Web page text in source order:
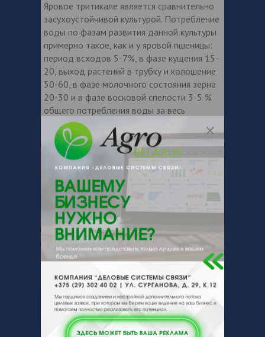
Яровое тритикале является сравнительно
засухоустойчивой культурой. Потребление
воды по фазам развития данной культуры
примерно такое, как и у яровой пшеницы:
период всходов 5-7%, в фазе кущения 15-
20, выход растений в трубку и колошение
50-60, в фазе молочного состояния зерна
20-30 и в фазе восковой спелости 3-5 %
общего потребления воды за весь
вегетационный период. Транспирационный
коэффициент ярового тритикале 455-550.
Наибольшая потребность во влаге
отмечается в фазе выхода растений в
трубку и во время формирования и налива
зерна. Дефицит влаги в этот период ведет
к снижению урожая.
ТРЕБОВАНИЯ К ПЛОДОРОДИЮ ПОЧВЫ
Яровое тритикале необходимо размещать
на легко и среднесуглинистых почвах,
можно возделывать и на супесях,
подстилаемых связными породами.
Оптимальными агрохимическими
показателями почв для этой культуры
являются: рН 5,5-7,0, содержание гумуса -
не менее 1,8%, подвижного фосфора и